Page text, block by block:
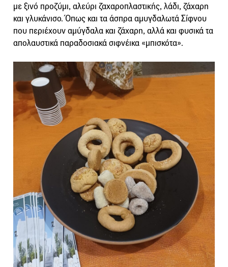
με ξινό προζύμι, αλεύρι ζαχαροπλαστικής, λάδι, ζάχαρη
και γλυκάνισο. Όπως και τα άσπρα αμυγδαλωτά Σίφνου
που περιέχουν αμύγδαλα και ζάχαρη, αλλά και φυσικά τα
απολαυστικά παραδοσιακά σιφνέικα «μπισκότα».